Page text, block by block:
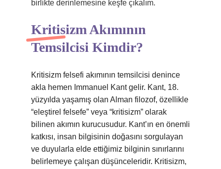
birlikte derinlemesine keşfe çıkalım.
Kritisizm Akımının
Temsilcisi Kimdir?
Kritisizm felsefi akımının temsilcisi denince
akla hemen Immanuel Kant gelir. Kant, 18.
yüzyılda yaşamış olan Alman filozof, özellikle
“eleştirel felsefe” veya “kritisizm” olarak
bilinen akımın kurucusudur. Kant’ın en önemli
katkısı, insan bilgisinin doğasını sorgulayan
ve duyularla elde ettiğimiz bilginin sınırlarını
belirlemeye çalışan düşünceleridir. Kritisizm,